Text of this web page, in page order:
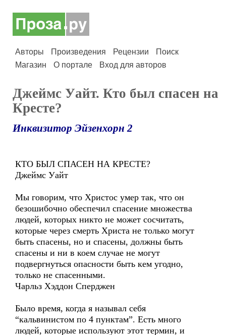
Авторы Произведения Рецензии
Поиск
Магазин
О портале Вход для авторов
Джеймс Уайт. Кто был спасен на
Кресте?
Инквизитор Эйзенхорн 2
КТО БЫЛ СПАСЕН НА КРЕСТЕ?
Джеймс Уайт
Мы говорим, что Христос умер так, что он
безошибочно обеспечил спасение множества
людей, которых никто не может сосчитать,
которые через смерть Христа не только могут
быть спасены, но и спасены, должны быть
спасены и ни в коем случае не могут
подвергнуться опасности быть кем угодно,
только не спасенными.
Чарльз Хэддон Сперджен
Было время, когда я называл себя
“кальвинистом по 4 пунктам”. Есть много
людей, которые используют этот термин, и